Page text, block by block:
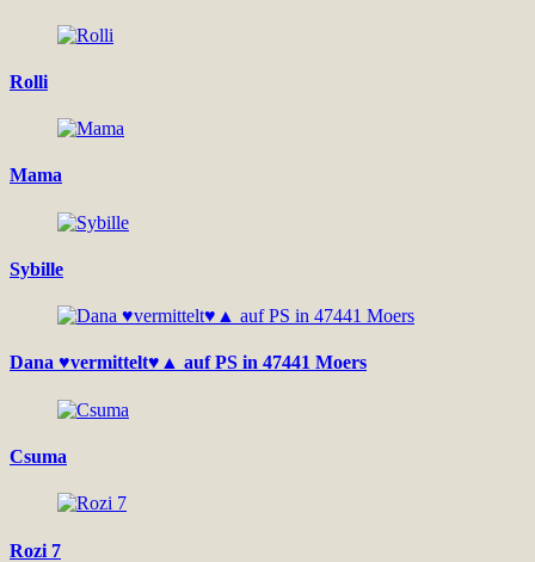
Rolli
Mama
Sybille
Dana ♥vermittelt♥▲ auf PS in 47441 Moers
Csuma
Rozi 7